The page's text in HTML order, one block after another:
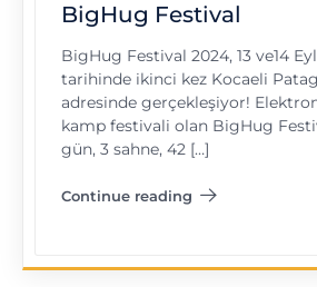
BigHug Festival
BigHug Festival 2024, 13 ve14
tarihinde ikinci kez Kocaeli
adresinde gerçekleşiyor!
kamp festivali olan BigHug
gün, 3 sahne, 42 […]
Continue reading
"BigHug Festival"